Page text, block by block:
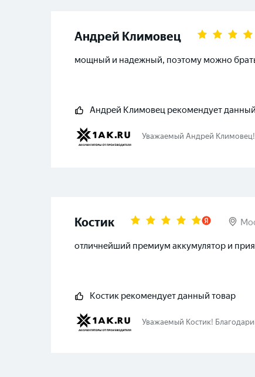
Андрей Климовец
мощный и надежный, поэтому можно
Андрей Климовец рекомендует
Уважаемый Андрей Климовец!
Костик
отличнейший премиум аккумулятор и
Костик рекомендует данный товар
Уважаемый Костик!